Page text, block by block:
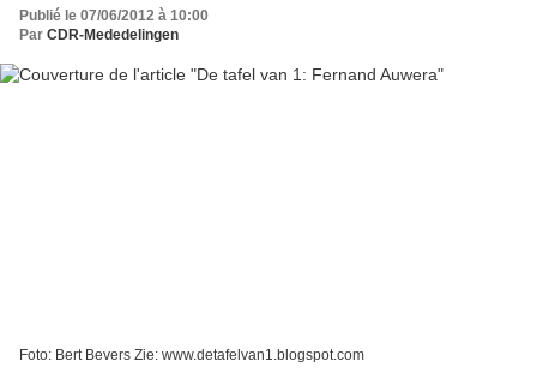
Publié le 07/06/2012 à 10:00
Par CDR-Mededelingen
Foto: Bert Bevers Zie: www.detafelvan1.blogspot.com